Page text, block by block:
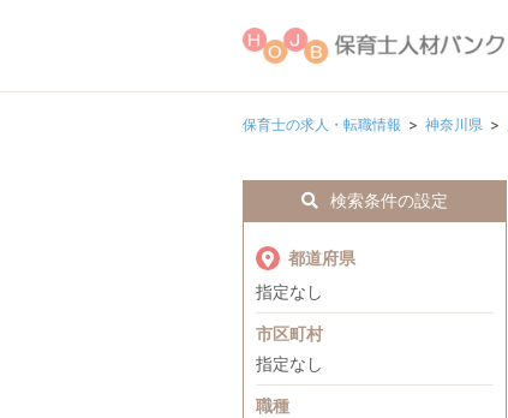
保育士の求人・転職情報 神奈川県
検索条件の設定
都道府県
指定なし
市区町村
指定なし
職種